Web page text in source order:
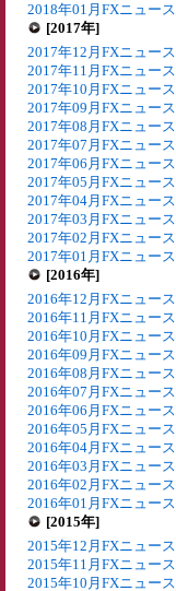
2018年01月FXニュース
[2017年]
2017年12月FXニュース
2017年11月FXニュース
2017年10月FXニュース
2017年09月FXニュース
2017年08月FXニュース
2017年07月FXニュース
2017年06月FXニュース
2017年05月FXニュース
2017年04月FXニュース
2017年03月FXニュース
2017年02月FXニュース
2017年01月FXニュース
[2016年]
2016年12月FXニュース
2016年11月FXニュース
2016年10月FXニュース
2016年09月FXニュース
2016年08月FXニュース
2016年07月FXニュース
2016年06月FXニュース
2016年05月FXニュース
2016年04月FXニュース
2016年03月FXニュース
2016年02月FXニュース
2016年01月FXニュース
[2015年]
2015年12月FXニュース
2015年11月FXニュース
2015年10月FXニュース